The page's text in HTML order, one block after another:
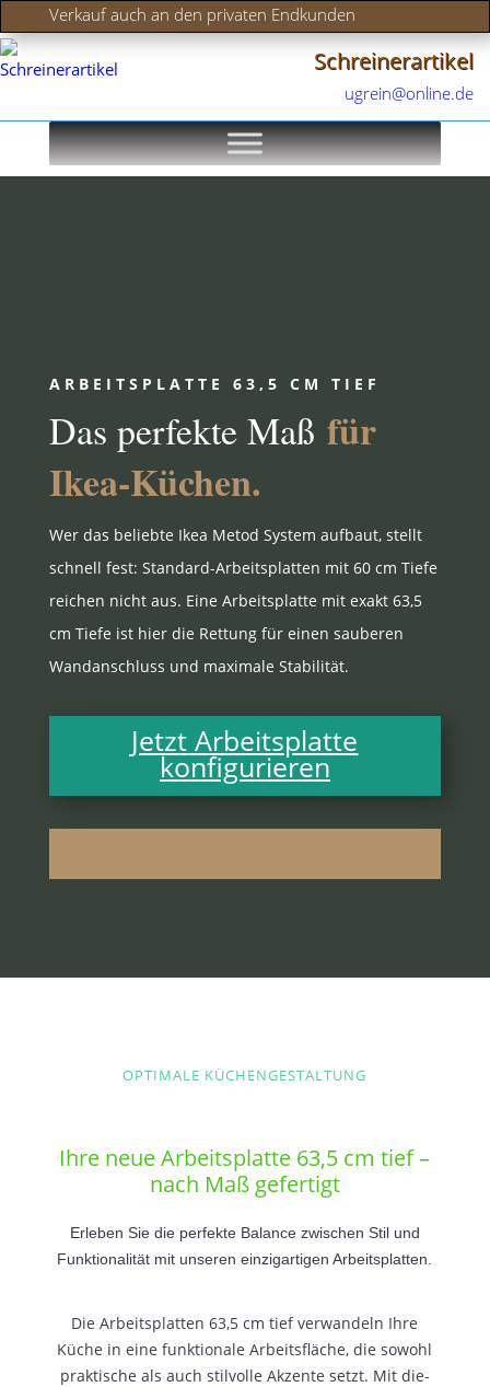
Verkauf auch an den privaten Endkunden
Schreinerartikel
ugrein@online.de
ARBEITSPLATTE 63,5 CM TIEF
Das perfekte Maß für
Ikea-Küchen.
Wer das belieb­te Ikea Metod Sys­tem auf­baut, stellt
schnell fest: Stan­dard-Arbeits­plat­ten mit 60 cm Tie­fe
rei­chen nicht aus. Eine Arbeits­plat­te mit exakt 63,5
cm Tie­fe ist hier die Ret­tung für einen sau­be­ren
Wand­an­schluss und maxi­ma­le Stabilität.
Jetzt Arbeits­plat­te
konfigurieren
OPTIMALE KÜCHENGESTALTUNG
Ihre neue Arbeitsplatte 63,5 cm tief –
nach Maß gefertigt
Erle­ben Sie die per­fek­te Balan­ce zwi­schen Stil und
Funk­tio­na­li­tät mit unse­ren ein­zig­ar­ti­gen Arbeitsplatten.
Die Arbeits­plat­ten 63,5 cm tief ver­wan­deln Ihre
Küche in eine funk­tio­na­le Arbeits­flä­che, die sowohl
prak­ti­sche als auch stil­vol­le Akzen­te setzt. Mit die­